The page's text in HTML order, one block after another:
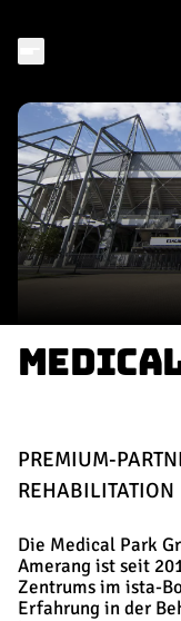
PREMIUM-
REHABILITATION
Die Medical Park
Amerang ist seit
Zentrums im ista-
Erfahrung in der